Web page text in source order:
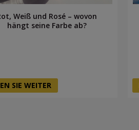
Weiß und Rosé – wovon
hängt seine Farbe ab?
SIE WEITER